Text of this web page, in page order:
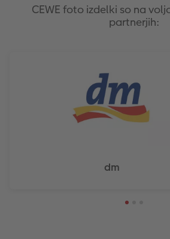
CEWE foto izdelki so na
partnerjih:
dm